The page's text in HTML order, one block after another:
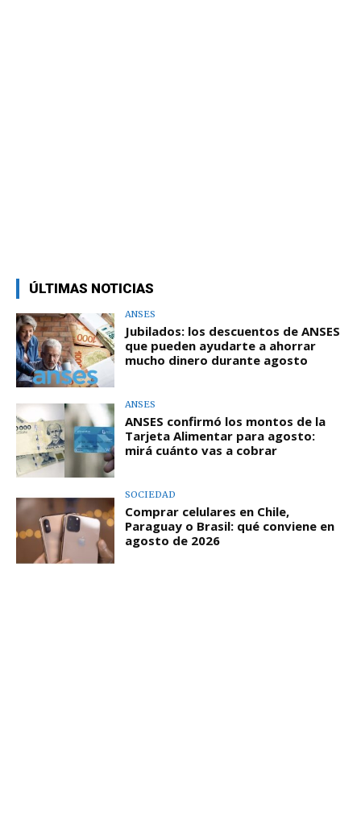
ÚLTIMAS NOTICIAS
ANSES
Jubilados: los descuentos de ANSES
que pueden ayudarte a ahorrar
mucho dinero durante agosto
ANSES
ANSES confirmó los montos de la
Tarjeta Alimentar para agosto:
mirá cuánto vas a cobrar
SOCIEDAD
Comprar celulares en Chile,
Paraguay o Brasil: qué conviene en
agosto de 2026